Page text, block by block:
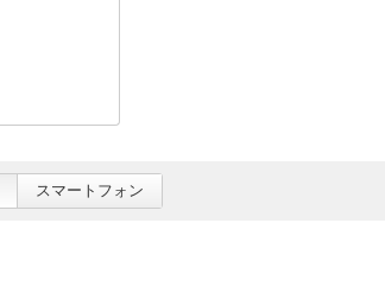
スマートフォン